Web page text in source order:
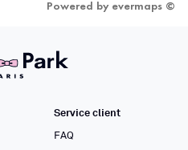
Powered by evermaps ©
Service client
FAQ